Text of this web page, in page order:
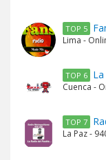
TOP 5
Lima -
TOP 6
Cuenca -
TOP 7
La Paz -